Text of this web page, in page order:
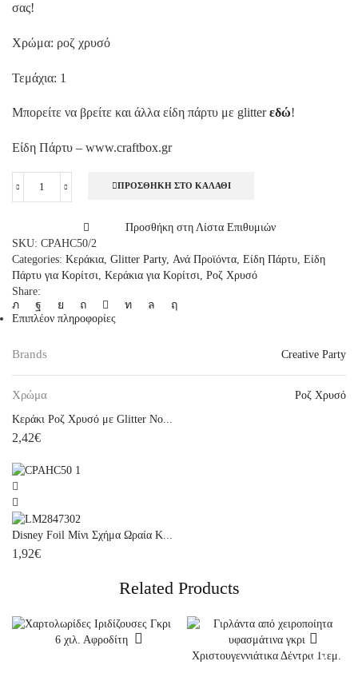
σας!
Χρώμα: ροζ χρυσό
Τεμάχια: 1
Μπορείτε να βρείτε και άλλα είδη πάρτυ με glitterεδώ!
Είδη Πάρτυ – www.craftbox.gr
Κεράκι
με
Glitter
No2,
ποσότητα
ΠΡΟΣΘΉΚΗ ΣΤΟ ΚΑΛΆΘΙ
Προσθήκη στη Λίστα Επιθυμιών
SKU: CPAHC50/2
Categories: Κεράκια Glitter Party, Ανά Προϊόντα Είδη Πάρτυ Είδη
Πάρτυ για Κορίτσι Κεράκια για Κορίτσι Ροζ Χρυσό
Share:
Επιπλέον πληροφορίες
Brands Creative Party
Χρώμα
Ροζ Χρυσό
Κεράκι Ροζ Χρυσό με Glitter No...
2,42€
Disney Foil Μίνι Σχήμα Ωραία Κ...
1,92€
Related Products